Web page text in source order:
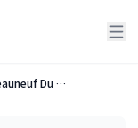
Clos Des Papes Chateauneuf Du Pape Rouge - 2018